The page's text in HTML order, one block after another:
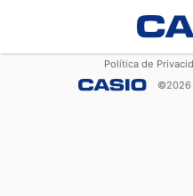
Política de
©2026